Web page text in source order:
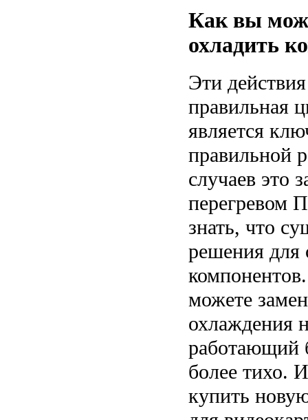
Как вы
охладить
Эти
правильная
является
правильной
случаев это
перегревом
знать, что
решения для
можете
охлаждения
работающий
более тихо.
купить